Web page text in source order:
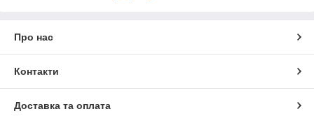
Про нас
Контакти
Доставка та оплата